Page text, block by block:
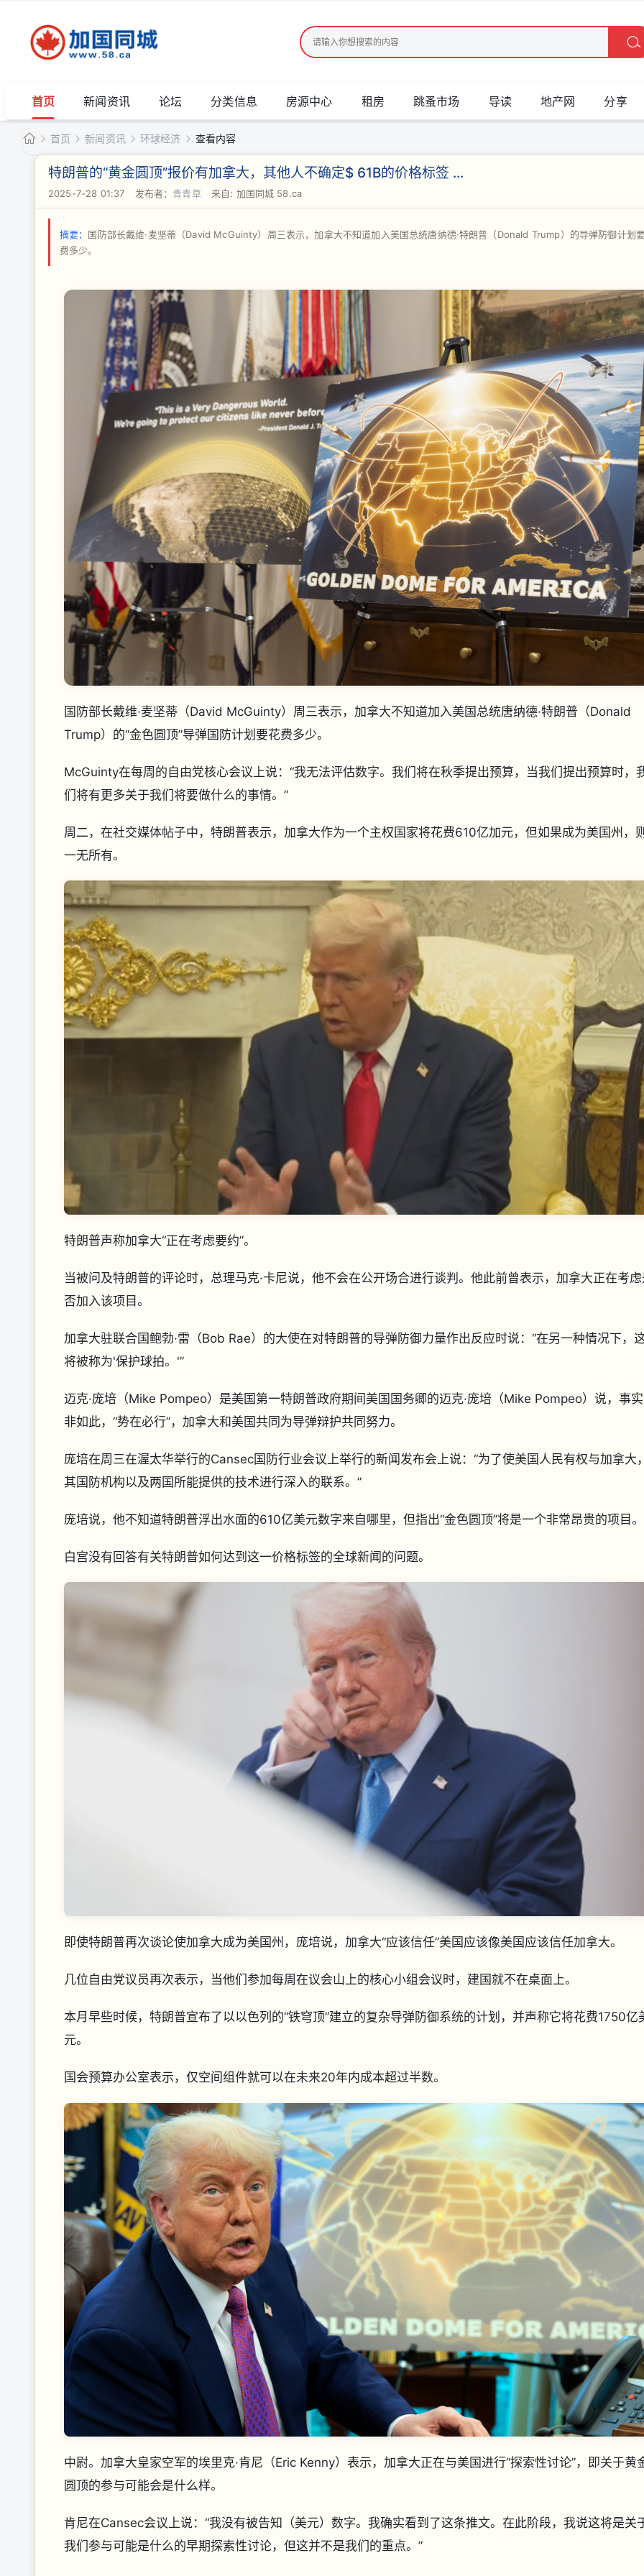
首页 新闻资讯 论坛 分类信息 房源中心 租房 跳蚤市场 导读 地产网 分享
加
首页
›
新闻资讯 环球经济
›
查看内容
特朗普的“黄金圆顶”报价有加拿大，其他人不确定$ 61B的价格标签 ...
2025-7-28 01:37 发布者： 青青草 来自: 加国同城 58.ca
摘要： 国防部长戴维·麦坚蒂（David McGuinty）周三表示，加拿大不知道加入美国总统唐纳德·特朗普（Donald Trump）的导弹防御计划
费多少。
国防部长戴维·麦坚蒂（David McGuinty）周三表示，加拿大不知道加入美国总统唐纳德·特朗普（Donald
Trump）的“金色圆顶”导弹国防计划要花费多少。
McGuinty在每周的自由党核心会议上说：“我无法评估数字。我们将在秋季提出预算，当我们提出预算时，
们将有更多关于我们将要做什么的事情。”
周二，在社交媒体帖子中，特朗普表示，加拿大作为一个主权国家将花费610亿加元，但如果成为美国州，
一无所有。
特朗普声称加拿大“正在考虑要约”。
当被问及特朗普的评论时，总理马克·卡尼说，他不会在公开场合进行谈判。他此前曾表示，加拿大正在考
否加入该项目。
加拿大驻联合国鲍勃·雷（Bob Rae）的大使在对特朗普的导弹防御力量作出反应时说：“在另一种情况下，
将被称为'保护球拍。'”
迈克·庞培（Mike Pompeo）是美国第一特朗普政府期间美国国务卿的迈克·庞培（Mike Pompeo）说，事
非如此，“势在必行”，加拿大和美国共同为导弹辩护共同努力。
庞培在周三在渥太华举行的Cansec国防行业会议上举行的新闻发布会上说：“为了使美国人民有权与加拿大
其国防机构以及两国所能提供的技术进行深入的联系。”
庞培说，他不知道特朗普浮出水面的610亿美元数字来自哪里，但指出“金色圆顶”将是一个非常昂贵的项目。
白宫没有回答有关特朗普如何达到这一价格标签的全球新闻的问题。
即使特朗普再次谈论使加拿大成为美国州，庞培说，加拿大“应该信任”美国应该像美国应该信任加拿大。
几位自由党议员再次表示，当他们参加每周在议会山上的核心小组会议时，建国就不在桌面上。
本月早些时候，特朗普宣布了以以色列的“铁穹顶”建立的复杂导弹防御系统的计划，并声称它将花费1750亿
元。
国会预算办公室表示，仅空间组件就可以在未来20年内成本超过半数。
中尉。加拿大皇家空军的埃里克·肯尼（Eric Kenny）表示，加拿大正在与美国进行“探索性讨论”，即关于黄
圆顶的参与可能会是什么样。
肯尼在Cansec会议上说：“我没有被告知（美元）数字。我确实看到了这条推文。在此阶段，我说这将是关
我们参与可能是什么的早期探索性讨论，但这并不是我们的重点。”